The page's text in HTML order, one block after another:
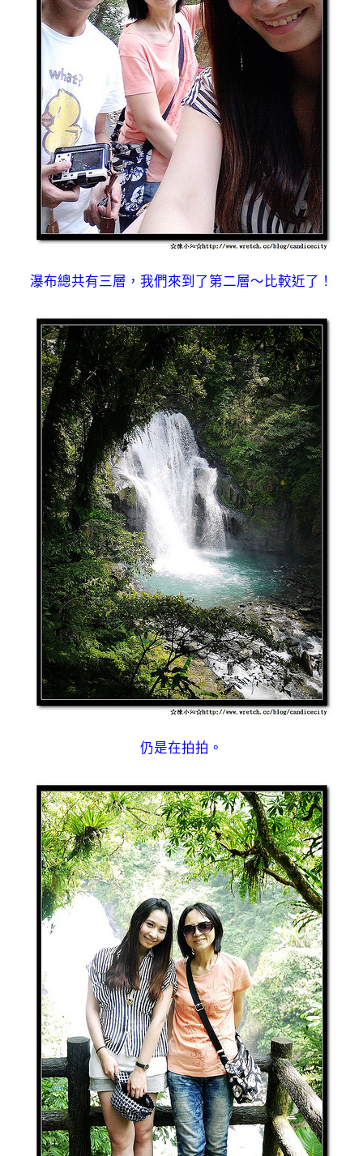
瀑布總共有三層，我們來到了第二層～比較近了！
仍是在拍拍。